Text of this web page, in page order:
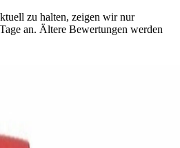
zu halten, zeigen wir nur
an. Ältere Bewertungen werden